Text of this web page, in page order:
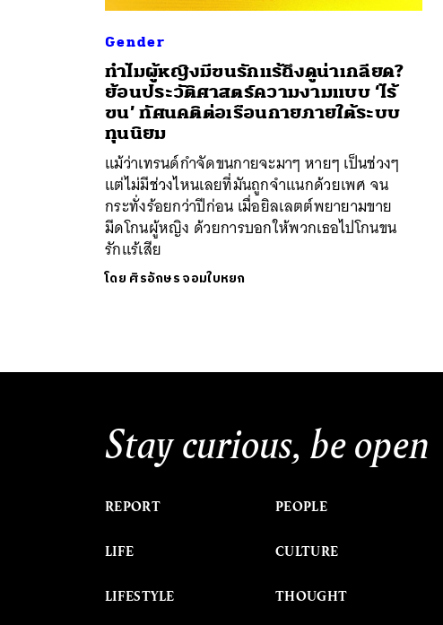
Gender
ทำไมผู้หญิงมีขนรักแร้ถึงดูน่าเกลียด?
ย้อนประวัติศาสตร์ความงามแบบ ‘ไร้
ขน’ ทัศนคติต่อเรือนกายภายใต้ระบบ
ทุนนิยม
แม้ว่าเทรนด์กำจัดขนกายจะมาๆ หายๆ เป็นช่วงๆ
แต่ไม่มีช่วงไหนเลยที่มันถูกจำแนกด้วยเพศ จน
กระทั่งร้อยกว่าปีก่อน เมื่อยิลเลตต์พยายามขาย
มีดโกนผู้หญิง ด้วยการบอกให้พวกเธอไปโกนขน
รักแร้เสีย
โดย ศิรอักษร จอมใบหยก
Stay curious, be open
REPORT
LIFE
LIFESTYLE
PEOPLE
CULTURE
THOUGHT
ค้นหา